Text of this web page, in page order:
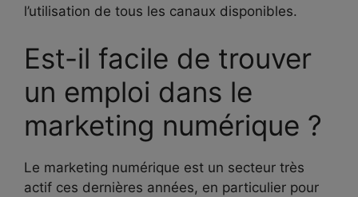
l’utilisation de tous les canaux disponibles.
Est-il facile de trouver
un emploi dans le
marketing numérique ?
Le marketing numérique est un secteur très
actif ces dernières années, en particulier pour